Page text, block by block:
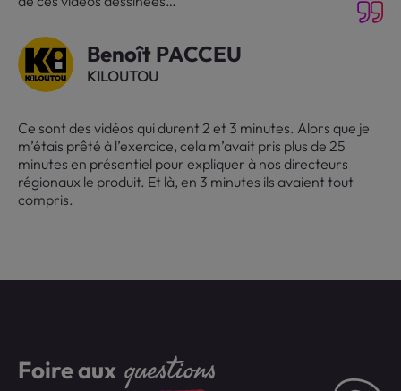
Benoît PACCEU
KILOUTOU
Ce sont des vidéos qui durent 2 et 3 minutes. Alors que je
m’étais prêté à l’exercice, cela m’avait pris plus de 25
minutes en présentiel pour expliquer à nos directeurs
régionaux le produit. Et là, en 3 minutes ils avaient tout
compris.
Foire aux questions